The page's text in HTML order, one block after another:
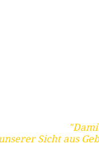
Sicht aus